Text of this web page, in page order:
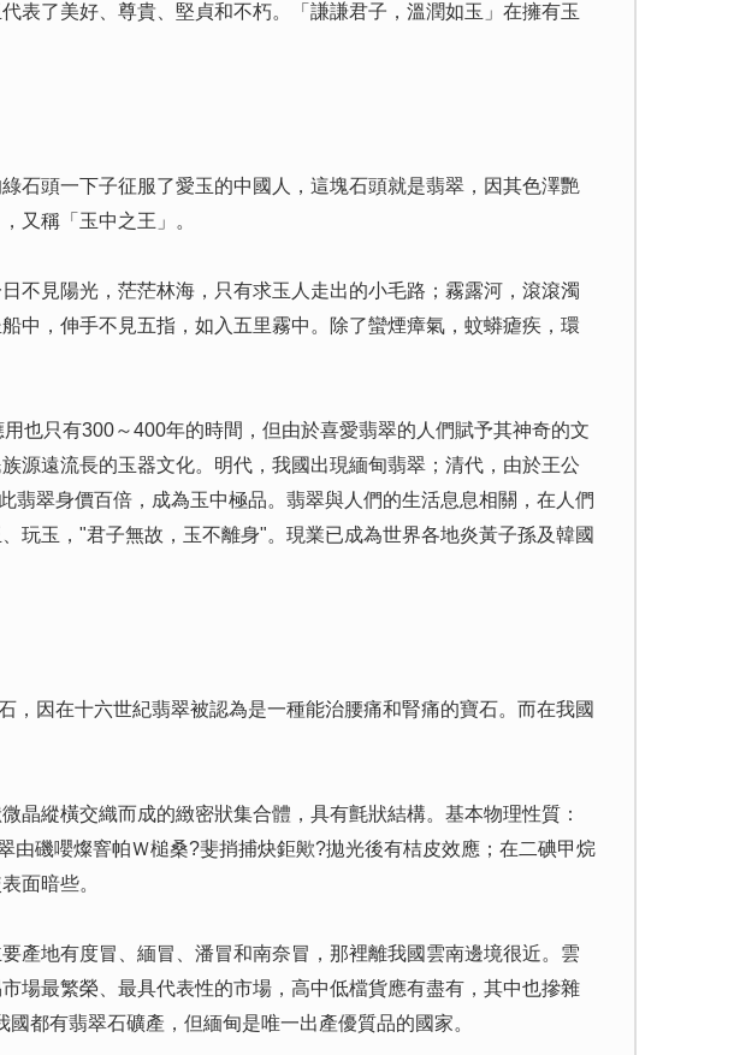
了美好、尊貴、堅貞和不朽。「謙謙君子，溫潤如玉」在擁有玉
頭一下子征服了愛玉的中國人，這塊石頭就是翡翠，因其色澤艷
又稱「玉中之王」。
見陽光，茫茫林海，只有求玉人走出的小毛路；霧露河，滾滾濁
中，伸手不見五指，如入五里霧中。除了蠻煙瘴氣，蚊蟒瘧疾，環
只有300～400年的時間，但由於喜愛翡翠的人們賦予其神奇的文
源遠流長的玉器文化。明代，我國出現緬甸翡翠；清代，由於王公
翠身價百倍，成為玉中極品。翡翠與人們的生活息息相關，在人們
玩玉，"君子無故，玉不離身"。現業已成為世界各地炎黃子孫及韓國
因在十六世紀翡翠被認為是一種能治腰痛和腎痛的寶石。而在我國
縱橫交織而成的緻密狀集合體，具有氈狀結構。基本物理性質：
磯嚶燦窨帕Ｗ槌桑?斐捎捕炔鉅歟?拋光後有桔皮效應；在二碘甲烷
面暗些。
地有度冒、緬冒、潘冒和南奈冒，那裡離我國雲南邊境很近。雲
場最繁榮、最具代表性的市場，高中低檔貨應有盡有，其中也摻雜
都有翡翠石礦產，但緬甸是唯一出產優質品的國家。